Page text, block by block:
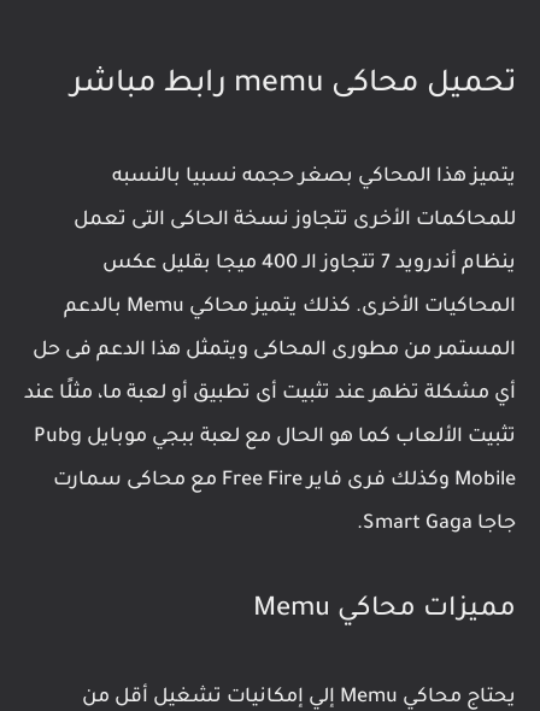
تحميل محاكى memu رابط مباشر
يتميز هذا المحاكي بصغر حجمه نسبيا بالنسبه
للمحاكمات الأخرى تتجاوز نسخة الحاكى التى تعمل
ينظام أندرويد 7 تتجاوز الـ 400 ميجا بقليل عكس
المحاكيات الأخرى. كذلك يتميز محاكي Memu بالدعم
المستمر من مطورى المحاكى ويتمثل هذا الدعم فى حل
أي مشكلة تظهر عند تثبيت أى تطبيق أو لعبة ما، مثلًا عند
تثبيت الألعاب كما هو الحال مع لعبة ببجي موبايل Pubg
Mobile وكذلك فرى فاير Free Fire مع محاكى سمارت
جاجا Smart Gaga.
مميزات محاكي Memu
يحتاج محاكي Memu إلي إمكانيات تشغيل أقل من